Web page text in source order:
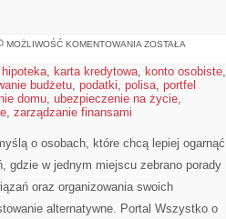
MOŻLIWOŚĆ KOMENTOWANIA KREDYTY
ZARZĄDZANIE
RYZYKIEM
ZOSTAŁA
hipoteka, karta kredytowa, konto osobiste,
budżetu, podatki, polisa, portfel
domu, ubezpieczenie na życie,
, zarządzanie finansami
o osobach, które chcą lepiej ogarnąć
gdzie w jednym miejscu zebrano porady
oraz organizowania swoich
alternatywne. Portal Wszystko o